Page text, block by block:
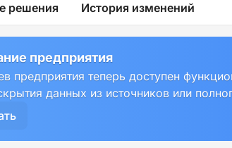
решения История изменений
предприятия
предприятия теперь доступен
данных из источников или